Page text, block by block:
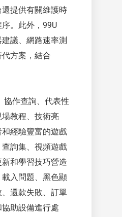
提供有關維護時
。此外，99U
議、網路速率測
方案，結合
協作查詢、代表性
教程、技術亮
經驗豐富的遊戲
詢集、視頻遊戲
和學習技巧營造
入問題、黑色顯
還款失敗、訂單
助設備進行處